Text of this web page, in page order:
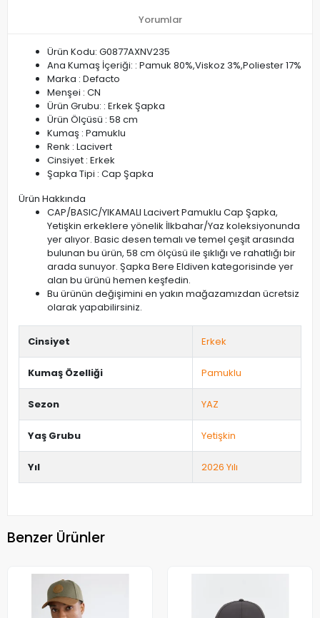
Yorumlar
Ürün Kodu: G0877AXNV235
Ana Kumaş İçeriği: : Pamuk 80%,Viskoz 3%,Poliester 17%
Marka : Defacto
Menşei : CN
Ürün Grubu: : Erkek Şapka
Ürün Ölçüsü : 58 cm
Kumaş : Pamuklu
Renk : Lacivert
Cinsiyet : Erkek
Şapka Tipi : Cap Şapka
Ürün Hakkında
CAP/BASIC/YIKAMALI Lacivert Pamuklu Cap Şapka,
Yetişkin erkeklere yönelik İlkbahar/Yaz koleksiyonunda
yer alıyor. Basic desen temalı ve temel çeşit arasında
bulunan bu ürün, 58 cm ölçüsü ile şıklığı ve rahatlığı bir
arada sunuyor. Şapka Bere Eldiven kategorisinde yer
alan bu ürünü hemen keşfedin.
Bu ürünün değişimini en yakın mağazamızdan ücretsiz
olarak yapabilirsiniz.
Cinsiyet Erkek
Kumaş Özelliği Pamuklu
Sezon YAZ
Yaş Grubu Yetişkin
Yıl 2026 Yılı
Benzer Ürünler